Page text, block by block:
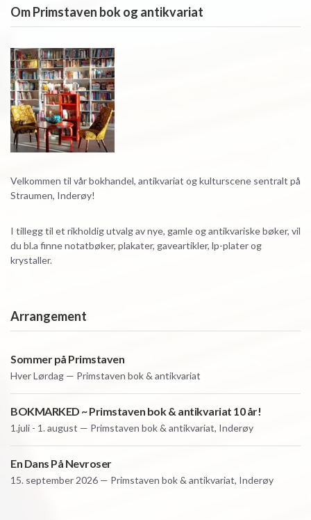
Om Primstaven bok og antikvariat
Velkommen til vår bokhandel, antikvariat og kulturscene sentralt på
Straumen, Inderøy!
I tillegg til et rikholdig utvalg av nye, gamle og antikvariske bøker, vil
du bl.a finne notatbøker, plakater, gaveartikler, lp-plater og
krystaller.
Arrangement
Sommer på Primstaven
HverLørdag — Primstaven bok & antikvariat
BOKMARKED ~ Primstaven bok & antikvariat 10 år!
1.juli - 1. august — Primstaven bok & antikvariat, Inderøy
En Dans På Nevroser
15. september 2026 — Primstaven bok & antikvariat, Inderøy